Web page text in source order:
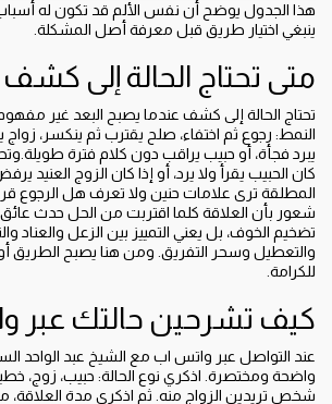
هذا الجدول يوضح أن نفس الألم قد تكون له
ينبغي اختيار طريق قبل معرفة أصل المشكلة.
متى تحتاج الحالة إلى كشف
تحتاج الحالة إلى كشف عندما يصبح البعد غير
النمط: رجوع ثم اختفاء، صلح يقترب ثم ينكسر،
يبرد فجأة، أو حبيب يراقب دون كلام فترة
كان الحبيب يقرأ ولا يرد، أو إذا كان الزوج العنيد
المطلقة ترى علامات حنين ولا تعرف هل الرجوع
شعور بأن العلاقة كلما اقتربت من الحل حدث
تضخيم الخوف، بل يعني التمييز بين الزعل والعناد
والتعطيل وسحر التفريق. ومن هنا يصبح الطريق
للكرامة.
كيف تشرحين حالتك عبر
عند التواصل عبر واتس اب مع الشيخ عبد الواحد
واضحة ومختصرة. اذكري نوع الحالة: حبيب، زوج،
شخص تريدين الزواج منه. ثم اذكري مدة العلاقة،